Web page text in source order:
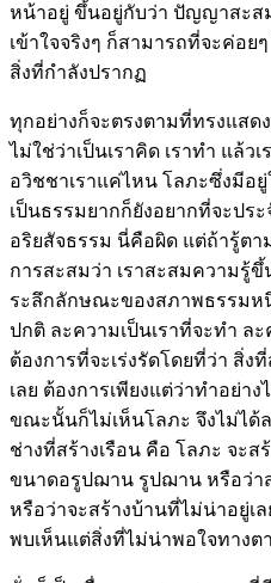
หน้าอยู่ ขึ้นอยู่กับว่า ปัญญาสะส
เข้าใจจริงๆ ก็สามารถที่จะค่อ
สิ่งที่กำลังปรากฏ
ทุกอย่างก็จะตรงตามที่ทรงแส
ไม่ใช่ว่าเป็นเราคิด เราทำ แล้
อวิชชาเราแค่ไหน โลภะซึ่งมีอ
เป็นธรรมยากก็ยังอยากที่จะปร
อริยสัจธรรม นี่คือผิด แต่ถ้ารู้ตา
การสะสมว่า เราสะสมความ
ระลึกลักษณะของสภาพธรรมห
ปกติ ละความเป็นเราที่จะทำ ล
ต้องการที่จะเร่งรัดโดยที่ว่า สิ่
เลย ต้องการเพียงแต่ว่าทำอย่าง
ขณะนั้นก็ไม่เห็นโลภะ จึงไม่ได้
ช่างที่สร้างเรือน คือ โลภะ จะส
ขนาดอรูปฌาน รูปฌาน หรือว่
หรือว่าจะสร้างบ้านที่ไม่น่าอยู่เ
พบเห็นแต่สิ่งที่ไม่น่าพอใจทางต